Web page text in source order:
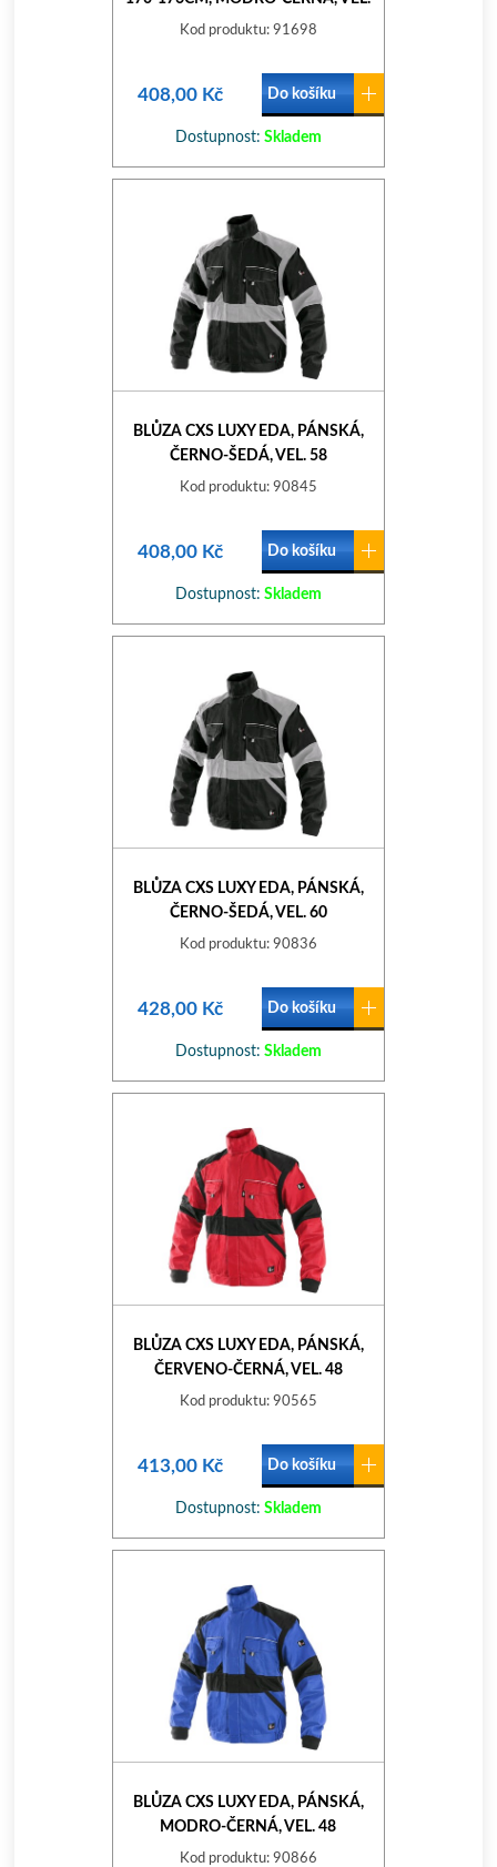
58
Kod produktu: 91698
408,00 Kč Do košíku
Dostupnost: Skladem
BLŮZA CXS LUXY EDA, PÁNSKÁ,
ČERNO-ŠEDÁ, VEL. 58
Kod produktu: 90845
408,00 Kč Do košíku
Dostupnost: Skladem
BLŮZA CXS LUXY EDA, PÁNSKÁ,
ČERNO-ŠEDÁ, VEL. 60
Kod produktu: 90836
428,00 Kč Do košíku
Dostupnost: Skladem
BLŮZA CXS LUXY EDA, PÁNSKÁ,
ČERVENO-ČERNÁ, VEL. 48
Kod produktu: 90565
413,00 Kč Do košíku
Dostupnost: Skladem
BLŮZA CXS LUXY EDA, PÁNSKÁ,
MODRO-ČERNÁ, VEL. 48
Kod produktu: 90866